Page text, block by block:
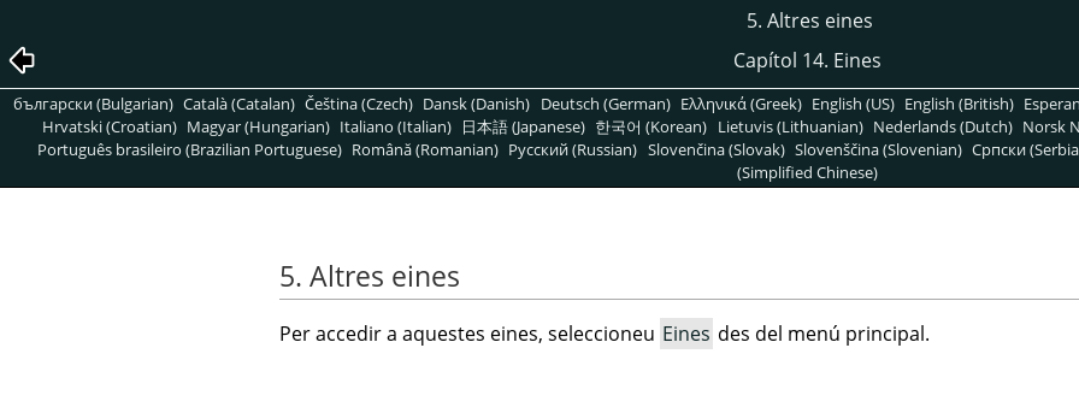
5. Altres eines
Capítol 14. Eines
български (Bulgarian) Català (Catalan) Čeština (Czech) Dansk (Danish) Deutsch (German) Ελληνικά (Greek) English (US) English (British)
Hrvatski (Croatian) Magyar (Hungarian) Italiano (Italian) 日本語 (Japanese) 한국어 (Korean) Lietuvis (Lithuanian) Nederlands (Dutch) Norsk
Português brasileiro (Brazilian Portuguese) Română (Romanian) Pусский (Russian) Slovenčina (Slovak) Slovenščina (Slovenian) Српски
(Simplified Chinese)
5. Altres eines
Per accedir a aquestes eines, seleccioneu Eines des del menú principal.